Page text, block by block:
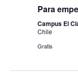
Para
Campus El
Chile
Gratis